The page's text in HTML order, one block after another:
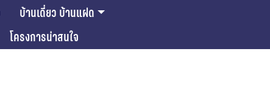
บ้านเดี่ยว บ้านแฝด
โครงการน่าสนใจ